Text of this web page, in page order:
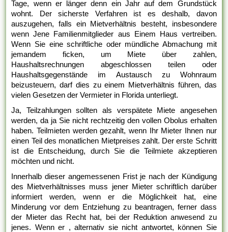
Tage, wenn er länger denn ein Jahr auf dem Grundstück
wohnt. Der sicherste Verfahren ist es deshalb, davon
auszugehen, falls ein Mietverhältnis besteht, insbesondere
wenn Jene Familienmitglieder aus Einem Haus vertreiben.
Wenn Sie eine schriftliche oder mündliche Abmachung mit
jemandem ficken, um Miete über zahlen,
Haushaltsrechnungen abgeschlossen teilen oder
Haushaltsgegenstände im Austausch zu Wohnraum
beizusteuern, darf dies zu einem Mietverhältnis führen, das
vielen Gesetzen der Vermieter in Florida unterliegt.
Ja, Teilzahlungen sollten als verspätete Miete angesehen
werden, da ja Sie nicht rechtzeitig den vollen Obolus erhalten
haben. Teilmieten werden gezahlt, wenn Ihr Mieter Ihnen nur
einen Teil des monatlichen Mietpreises zahlt. Der erste Schritt
ist die Entscheidung, durch Sie die Teilmiete akzeptieren
möchten und nicht.
Innerhalb dieser angemessenen Frist je nach der Kündigung
des Mietverhältnisses muss jener Mieter schriftlich darüber
informiert werden, wenn er die Möglichkeit hat, eine
Minderung vor dem Entziehung zu beantragen, ferner dass
der Mieter das Recht hat, bei der Reduktion anwesend zu
jenes. Wenn er , alternativ sie nicht antwortet, können Sie